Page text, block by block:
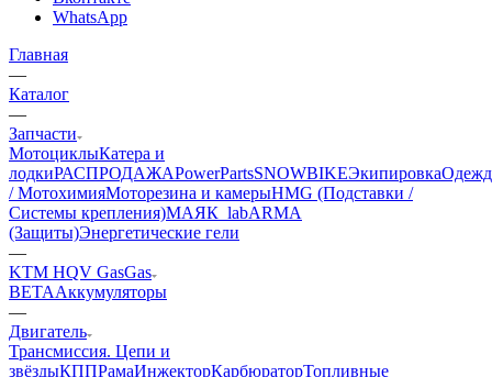
WhatsApp
Главная
—
Каталог
—
Запчасти
МотоциклыКатера и
лодкиРАСПРОДАЖАPowerPartsSNOWBIKEЭкипировка
/ МотохимияМоторезина и камерыHMG (Подставки /
Системы крепления)МАЯК_labARMA
(Защиты)Энергетические гели
—
KTM HQV GasGas
BETAАккумуляторы
—
Двигатель
Трансмиссия. Цепи и
звёздыКППРамаИнжекторКарбюраторТопливные